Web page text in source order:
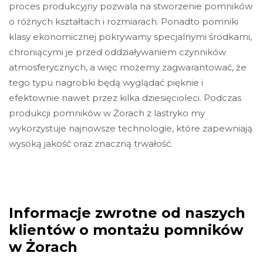
proces produkcyjny pozwala na stworzenie pomników
o różnych kształtach i rozmiarach. Ponadto pomniki
klasy ekonomicznej pokrywamy specjalnymi środkami,
chroniącymi je przed oddziaływaniem czynników
atmosferycznych, a więc możemy zagwarantować, że
tego typu nagrobki będą wyglądać pięknie i
efektownie nawet przez kilka dziesięcioleci. Podczas
produkcji pomników w Żorach z lastryko my
wykorzystuje najnowsze technologie, które zapewniają
wysoką jakość oraz znaczną trwałość.
Informacje zwrotne od naszych
klientów o montażu pomników
w Żorach